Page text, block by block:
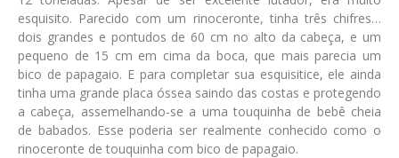
esquisito. Parecido com um rinoceronte, tinha três chifres…
dois grandes e pontudos de 60 cm no alto da cabeça, e um
pequeno de 15 cm em cima da boca, que mais parecia um
bico de papagaio. E para completar sua esquisitice, ele ainda
tinha uma grande placa óssea saindo das costas e protegendo
a cabeça, assemelhando-se a uma touquinha de bebê cheia
de babados. Esse poderia ser realmente conhecido como o
rinoceronte de touquinha com bico de papagaio.